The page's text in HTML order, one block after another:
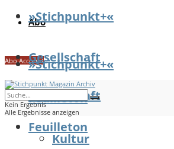
Abo
Abo Account
»Stichpunkt+«
Gesellschaft
Feuilleton
Kultur
»Stichpunkt+«
Gesellschaft
Feuilleton
Kein Ergebnis
Alle Ergebnisse anzeigen